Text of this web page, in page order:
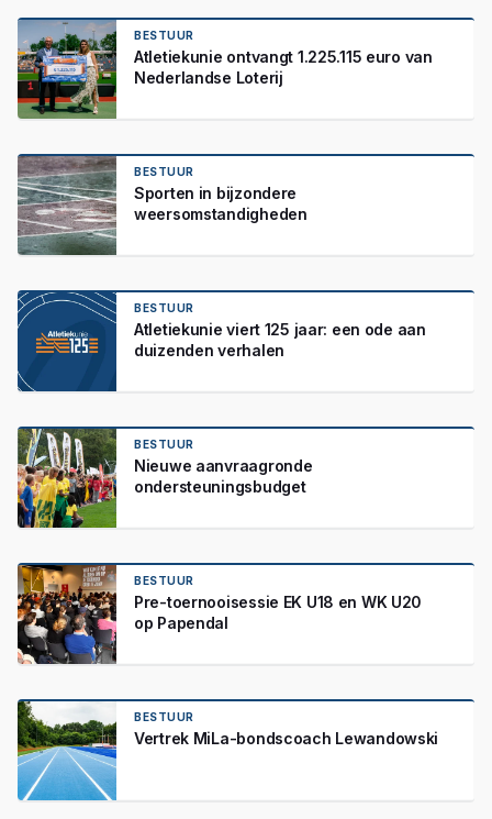
BESTUUR
Atletiekunie ontvangt 1.225.115 euro van
Nederlandse Loterij
BESTUUR
Sporten in bijzondere
weersomstandigheden
BESTUUR
Atletiekunie viert 125 jaar: een ode aan
duizenden verhalen
BESTUUR
Nieuwe aanvraagronde
ondersteuningsbudget
BESTUUR
Pre-toernooisessie EK U18 en WK U20
op Papendal
BESTUUR
Vertrek MiLa-bondscoach Lewandowski